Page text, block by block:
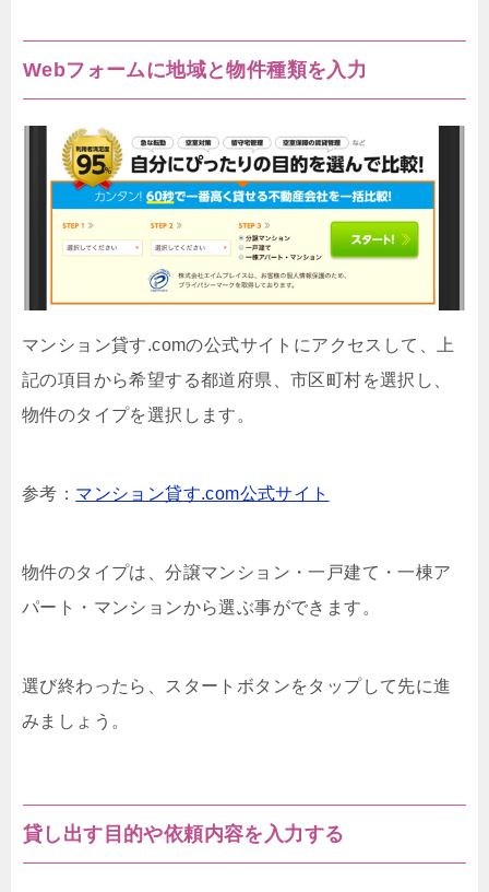
Webフォームに地域と物件種類を入力
マンション貸す.comの公式サイトにアクセスして、上
記の項目から希望する都道府県、市区町村を選択し、
物件のタイプを選択します。
参考： マンション貸す.com公式サイト
物件のタイプは、分譲マンション・一戸建て・一棟ア
パート・マンションから選ぶ事ができます。
選び終わったら、スタートボタンをタップして先に進
みましょう。
貸し出す目的や依頼内容を入力する